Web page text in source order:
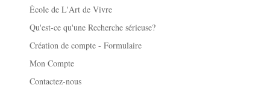
École de L'Art de Vivre
Qu'est-ce qu'une Recherche sérieuse?
Création de compte - Formulaire
Mon Compte
Contactez-nous